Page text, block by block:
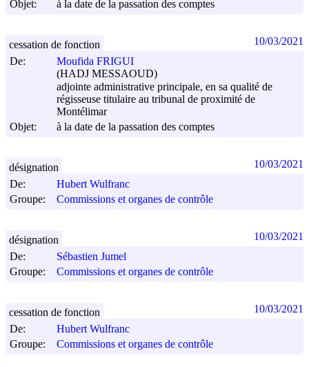
Objet:
à la date de la passation des comptes
De:
Moufida FRIGUI
(HADJ MESSAOUD)
adjointe administrative principale, en sa qualité de
régisseuse titulaire au tribunal de proximité de
Montélimar
Objet:
à la date de la passation des comptes
cessation de fonction 10/03/2021
De:
Hubert Wulfranc
Groupe:
Commissions et organes de contrôle
désignation 10/03/2021
De:
Sébastien Jumel
Groupe:
Commissions et organes de contrôle
désignation 10/03/2021
De:
Hubert Wulfranc
Groupe:
Commissions et organes de contrôle
cessation de fonction 10/03/2021